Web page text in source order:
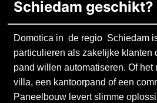
Schiedam geschikt?
Domotica in de regio Schiedam
particulieren als zakelijke klanten
pand willen automatiseren. Of het
villa, een kantoorpand of een
Paneelbouw levert slimme